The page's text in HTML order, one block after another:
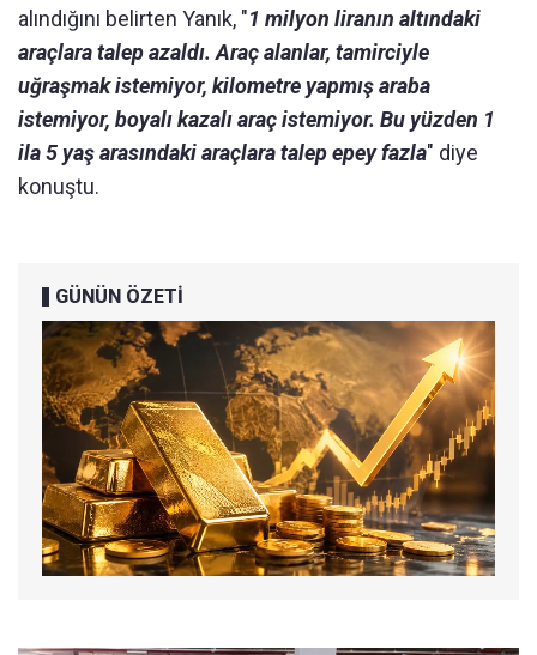
alındığını belirten Yanık, "1 milyon liranın altındaki
araçlara talep azaldı. Araç alanlar, tamirciyle
uğraşmak istemiyor, kilometre yapmış araba
istemiyor, boyalı kazalı araç istemiyor. Bu yüzden 1
ila 5 yaş arasındaki araçlara talep epey fazla" diye
konuştu.
GÜNÜN ÖZETİ